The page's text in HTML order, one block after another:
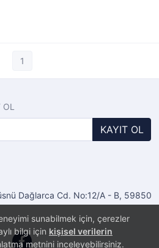
sunabilmek için, çerezler
bilgi için kişisel verilerin
metnini inceleyebilirsiniz.
1
KAYIT OL
Dağlarca Cd. No:12/A - B, 59850